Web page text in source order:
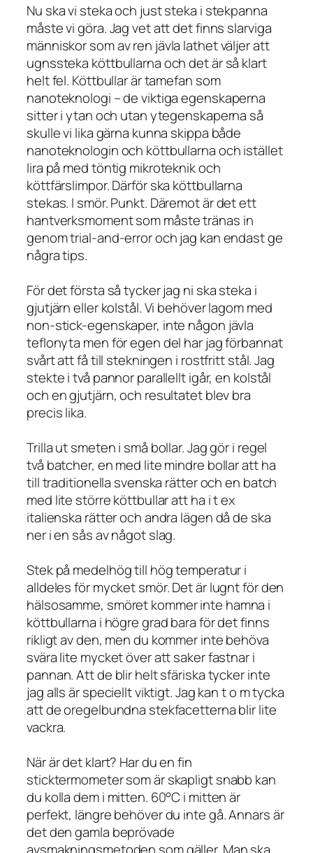
Nu ska vi steka och just steka i stekpanna
måste vi göra. Jag vet att det finns slarviga
människor som av ren jävla lathet väljer att
ugnssteka köttbullarna och det är så klart
helt fel. Köttbullar är tamefan som
nanoteknologi – de viktiga egenskaperna
sitter i ytan och utan ytegenskaperna så
skulle vi lika gärna kunna skippa både
nanoteknologin och köttbullarna och istället
lira på med töntig mikroteknik och
köttfärslimpor. Därför ska köttbullarna
stekas. I smör. Punkt. Däremot är det ett
hantverksmoment som måste tränas in
genom trial-and-error och jag kan endast ge
några tips.
För det första så tycker jag ni ska steka i
gjutjärn eller kolstål. Vi behöver lagom med
non-stick-egenskaper, inte någon jävla
teflonyta men för egen del har jag förbannat
svårt att få till stekningen i rostfritt stål. Jag
stekte i två pannor parallellt igår, en kolstål
och en gjutjärn, och resultatet blev bra
precis lika.
Trilla ut smeten i små bollar. Jag gör i regel
två batcher, en med lite mindre bollar att ha
till traditionella svenska rätter och en batch
med lite större köttbullar att ha i t ex
italienska rätter och andra lägen då de ska
ner i en sås av något slag.
Stek på medelhög till hög temperatur i
alldeles för mycket smör. Det är lugnt för den
hälsosamme, smöret kommer inte hamna i
köttbullarna i högre grad bara för det finns
rikligt av den, men du kommer inte behöva
svära lite mycket över att saker fastnar i
pannan. Att de blir helt sfäriska tycker inte
jag alls är speciellt viktigt. Jag kan t o m tycka
att de oregelbundna stekfacetterna blir lite
vackra.
När är det klart? Har du en fin
sticktermometer som är skapligt snabb kan
du kolla dem i mitten. 60°C i mitten är
perfekt, längre behöver du inte gå. Annars är
det den gamla beprövade